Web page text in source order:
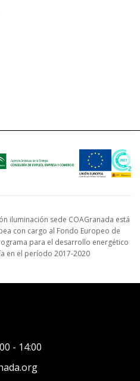
iluminación sede COAGranada está
con cargo al Fondo Europeo de
para el desarrollo energético
en el período 2017-2020
- 14:00